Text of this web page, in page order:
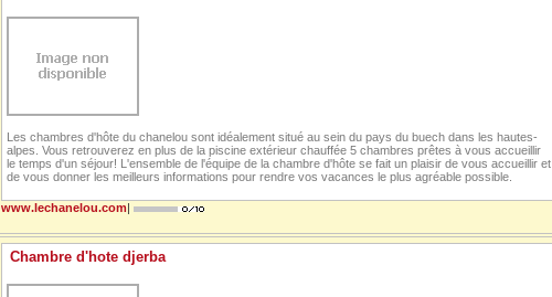
Les chambres d'hôte du chanelou sont idéalement situé au sein du pays du buech dans les hautes-
alpes. Vous retrouverez en plus de la piscine extérieur chauffée 5 chambres prêtes à vous accueillir
le temps d'un séjour! L'ensemble de l'équipe de la chambre d'hôte se fait un plaisir de vous accueillir et
de vous donner les meilleurs informations pour rendre vos vacances le plus agréable possible.
www.lechanelou.com
Chambre d'hote djerba